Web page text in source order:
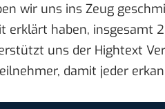
wir uns ins Zeug
erklärt haben, insgesamt
uns der Hightext
damit jeder